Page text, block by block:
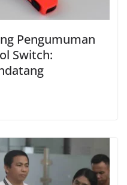
Pengumuman
Switch: